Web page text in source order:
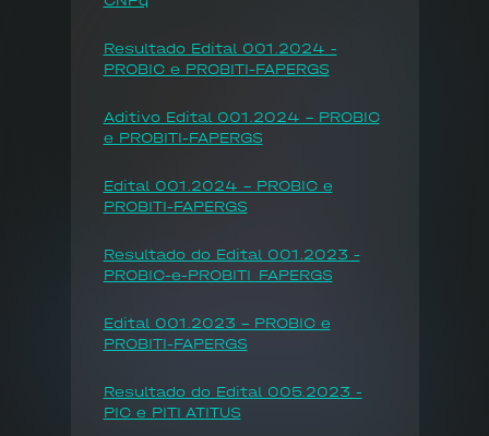
Resultado Edital 001.2024 -
PROBIC e PROBITI-FAPERGS
Aditivo Edital 001.2024 - PROBIC
e PROBITI-FAPERGS
Edital 001.2024 - PROBIC e
PROBITI-FAPERGS
Resultado do Edital 001.2023 -
PROBIC-e-PROBITI_FAPERGS
Edital 001.2023 - PROBIC e
PROBITI-FAPERGS
Resultado do Edital 005.2023 -
PIC e PITI ATITUS